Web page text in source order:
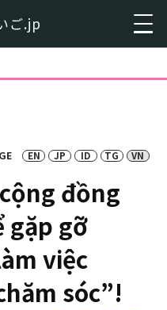
ご.jp
EN JP ID TG VN
đồng
gặp gỡ
việc
sóc”!